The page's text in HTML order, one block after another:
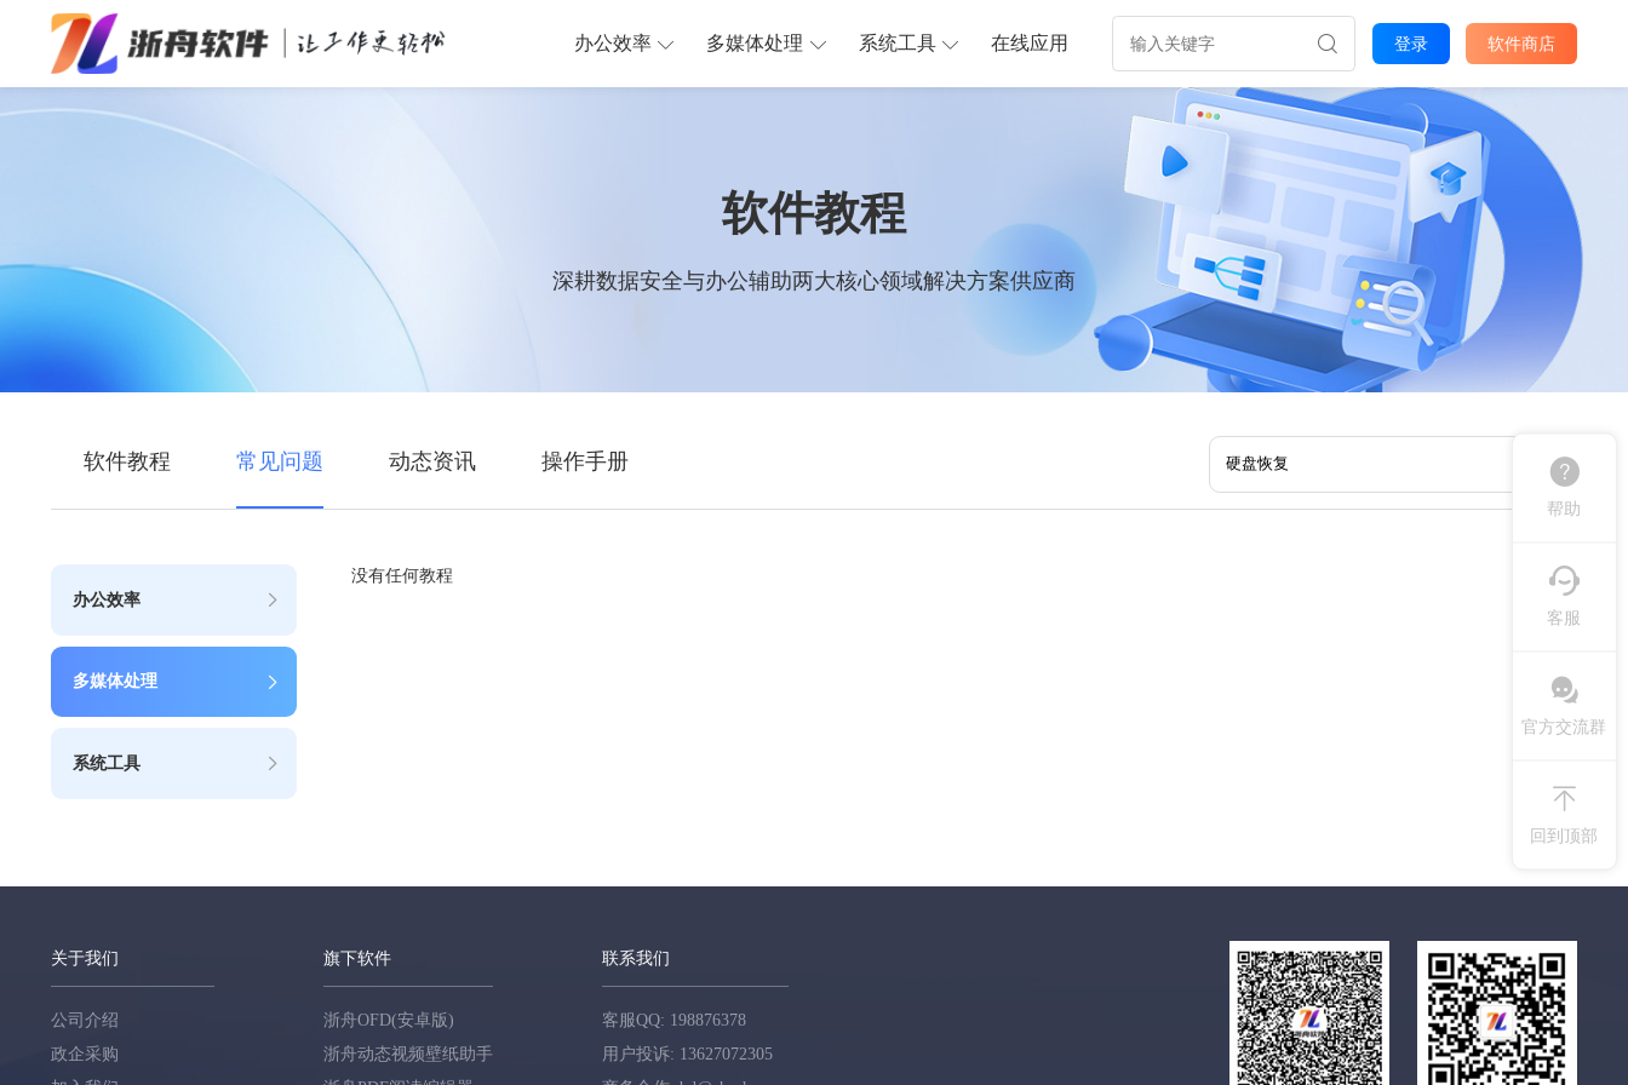
办公效率
办公效率 多媒体处理 系统工具 在线应用 登录 软件商店
软件教程
深耕数据安全与办公辅助两大核心领域解决方案供应商
软件教程 常见问题 动态资讯 操作手册
办公效率
多媒体处理
系统工具
没有任何教程
关于我们
公司介绍
政企采购
旗下软件
浙舟OFD(安卓版)
浙舟动态视频壁纸助手
联系我们
客服QQ: 198876378
用户投诉: 13627072305
帮助
客服
官方交流群
回到顶部